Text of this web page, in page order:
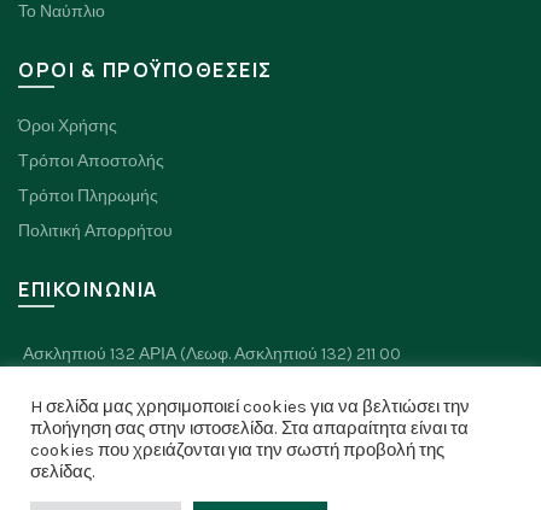
Το Ναύπλιο
ΟΡΟΙ & ΠΡΟΫΠΟΘΕΣΕΙΣ
Όροι Χρήσης
Τρόποι Αποστολής
Τρόποι Πληρωμής
Πολιτική Απορρήτου
ΕΠΙΚΟΙΝΩΝΙΑ
Ασκληπιού 132 ΑΡΙΑ (Λεωφ. Ασκληπιού 132) 211 00
Τηλ: 2752 026334
H σελίδα μας χρησιμοποιεί cookies για να βελτιώσει την
πλοήγηση σας στην ιστοσελίδα. Στα απαραίτητα είναι τα
cookies που χρειάζονται για την σωστή προβολή της
σελίδας.